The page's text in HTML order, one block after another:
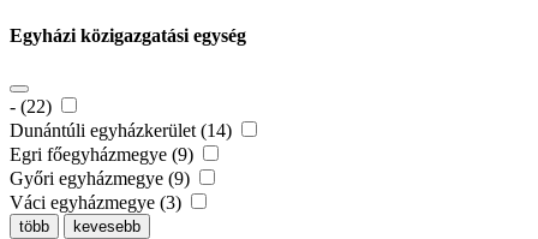
Egyházi közigazgatási egység
- (22)
Dunántúli egyházkerület (14)
Egri főegyházmegye (9)
Győri egyházmegye (9)
Váci egyházmegye (3)
több kevesebb